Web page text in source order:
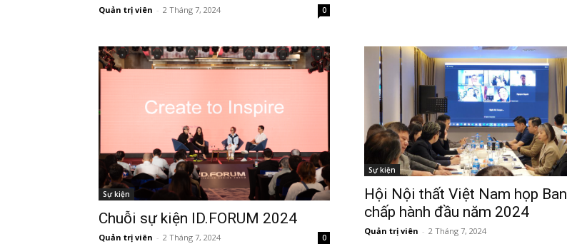
Quản trị viên - 2 Tháng 7, 2024 0
Sự kiện
Chuỗi sự kiện ID.FORUM 2024
Quản trị viên - 2 Tháng 7, 2024 0
Sự kiện
Hội Nội thất Việt Nam họp Ban
chấp hành đầu năm 2024
Quản trị viên - 2 Tháng 7, 2024